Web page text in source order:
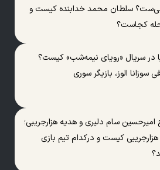
سلطان محمد خدابنده کیست و
کجاست؟
در سریال «رویای نیمه‌شب» کیست؟
سوزانا الوز، بازیگر سوری
امیرحسین سام دلیری و هدیه هزارجریبی؛
کیست و درکدام تیم بازی